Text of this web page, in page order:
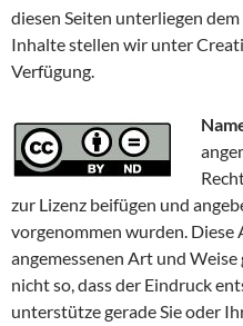
diesen Seiten unterliegen
Inhalte stellen wir unter
Verfügung.
zur Lizenz beifügen und
vorgenommen wurden. Diese
angemessenen Art und
nicht so, dass der Eindruck
unterstütze gerade Sie oder